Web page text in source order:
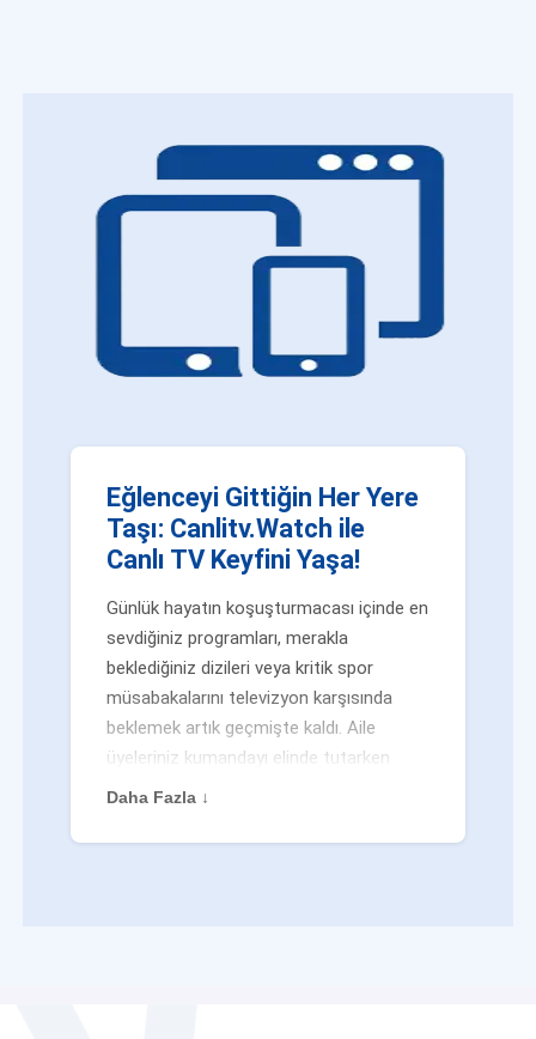
Eğlenceyi Gittiğin Her Yere
Taşı: Canlitv.Watch ile
Canlı TV Keyfini Yaşa!
Günlük hayatın koşuşturmacası içinde en
sevdiğiniz programları, merakla
beklediğiniz dizileri veya kritik spor
müsabakalarını televizyon karşısında
beklemek artık geçmişte kaldı. Aile
üyeleriniz kumandayı elinde tutarken
veya siz evden uzaktayken bile
değilsiniz. Geleneksel yayıncılığın
Daha Fazla ↓